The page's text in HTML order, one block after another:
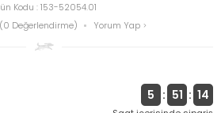
Kodu :153-52054.01
(0 Değerlendirme)
Yorum Yap
5 : 51 : 14